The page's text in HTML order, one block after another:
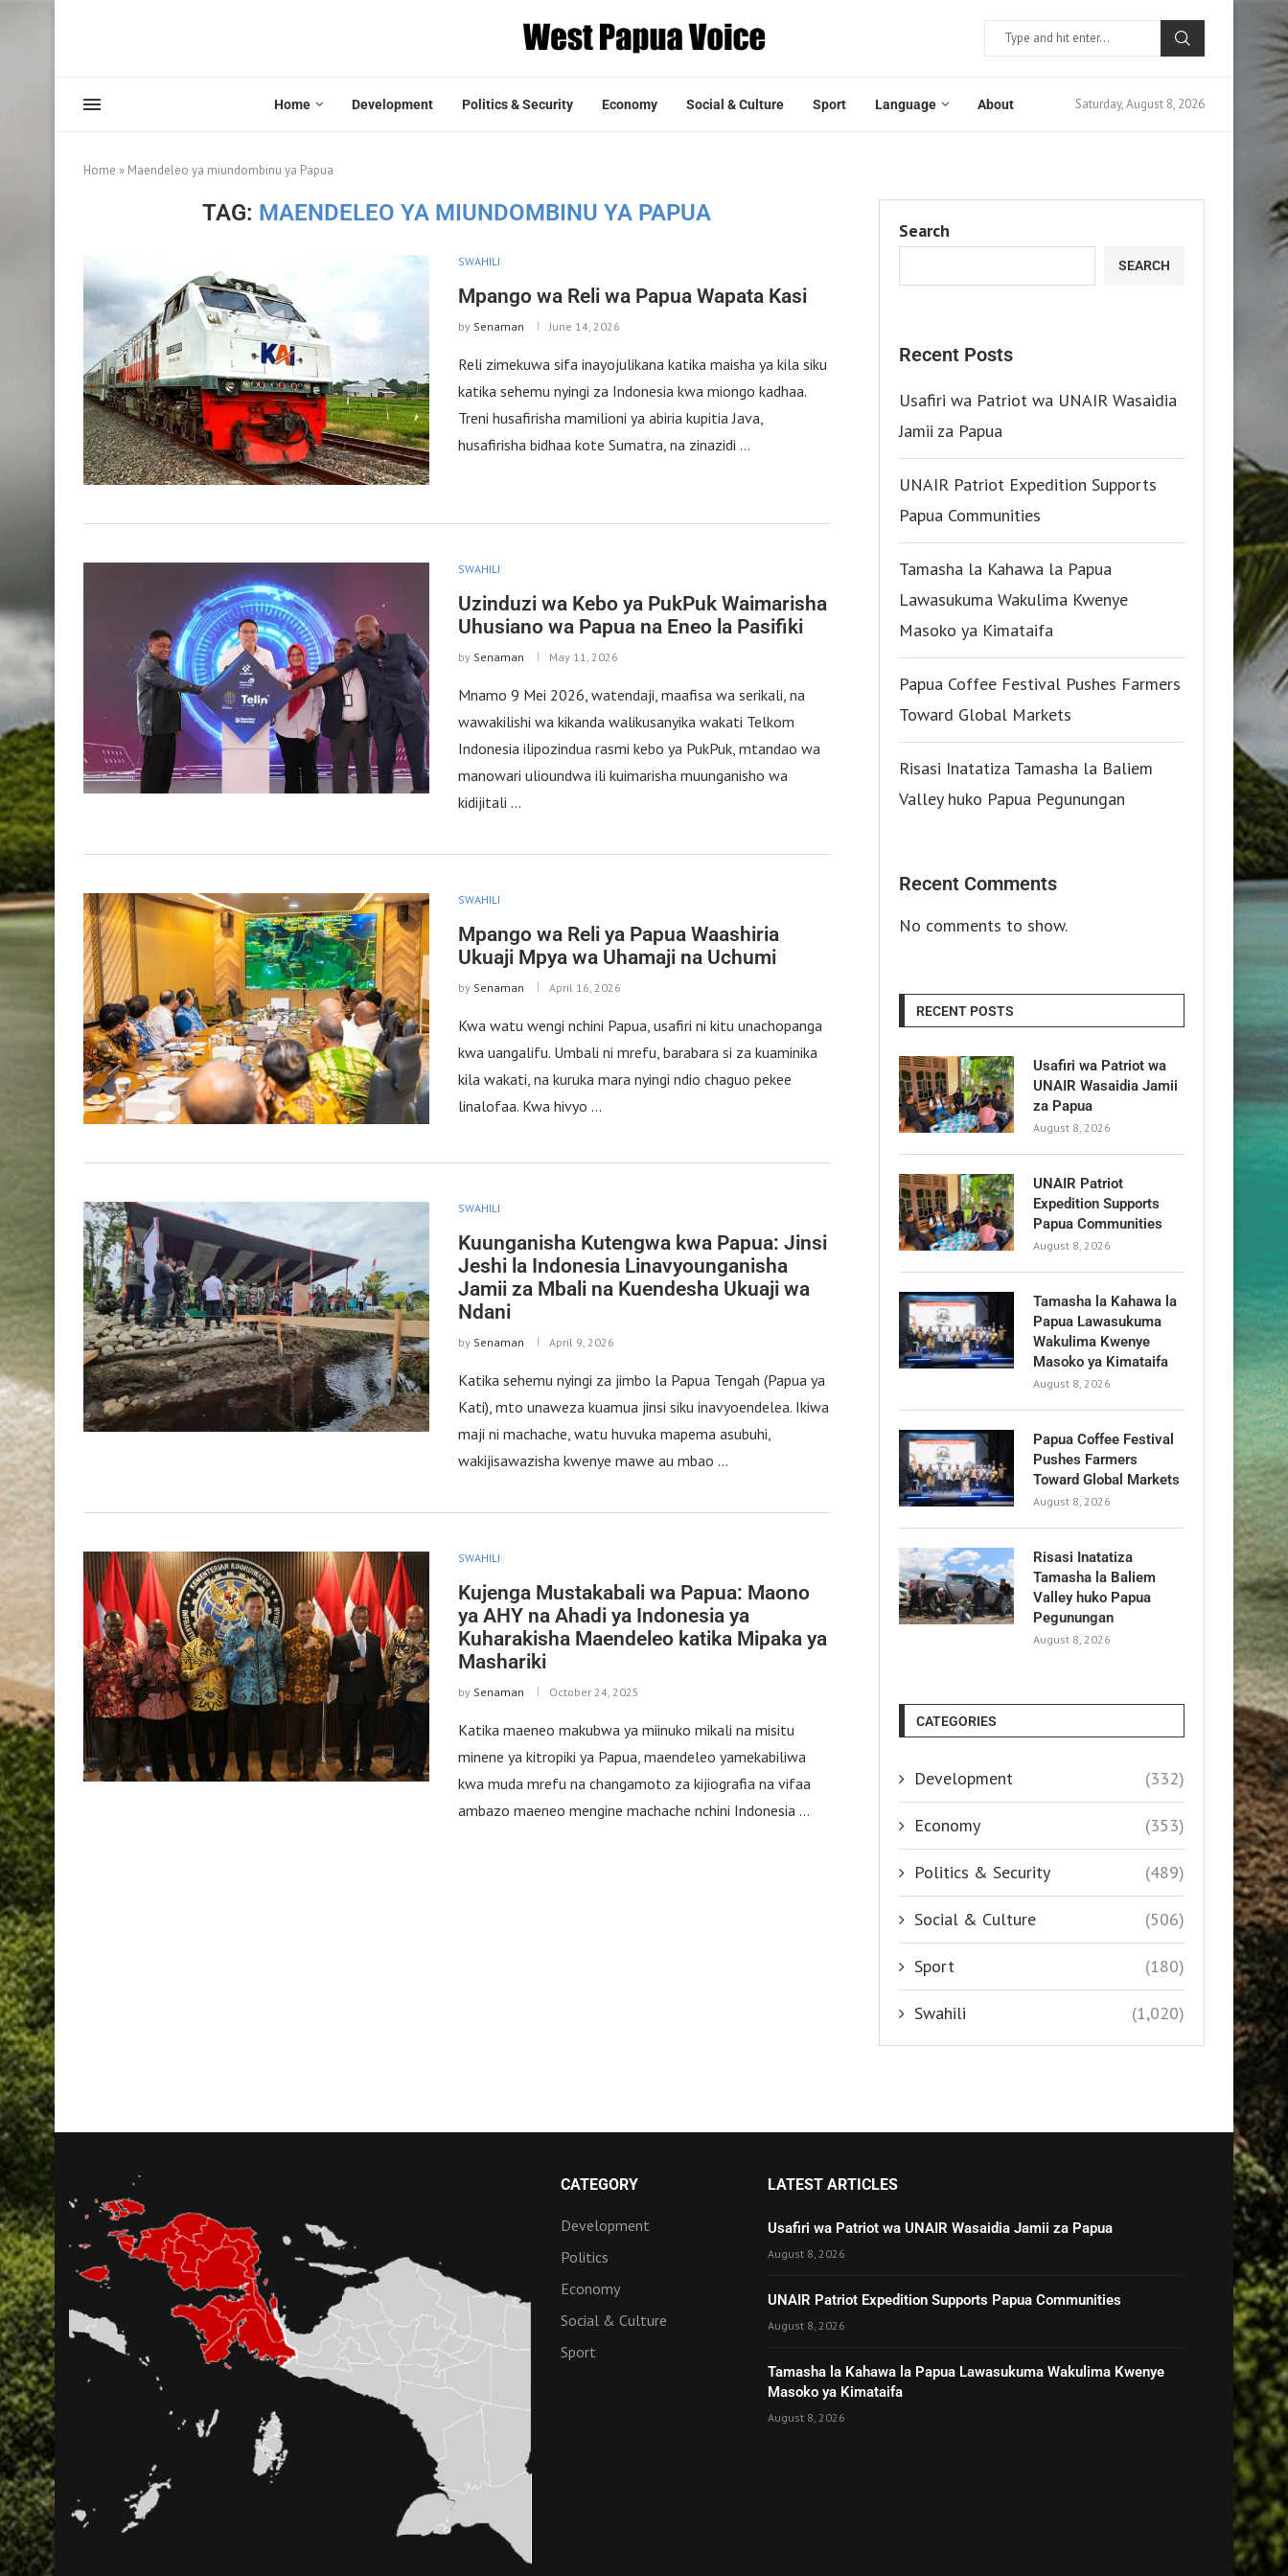
Home Development Politics & Security Economy Social & Culture Sport Language About Saturday, August 8, 2026
Home » Maendeleo ya miundombinu ya Papua
TAG: MAENDELEO YA MIUNDOMBINU YA PAPUA
SWAHILI
Mpango wa Reli wa Papua Wapata Kasi
by Senaman June 14, 2026
Reli zimekuwa sifa inayojulikana katika maisha ya kila siku
katika sehemu nyingi za Indonesia kwa miongo kadhaa.
Treni husafirisha mamilioni ya abiria kupitia Java,
husafirisha bidhaa kote Sumatra, na zinazidi …
SWAHILI
Uzinduzi wa Kebo ya PukPuk Waimarisha
Uhusiano wa Papua na Eneo la Pasifiki
by Senaman May 11, 2026
Mnamo 9 Mei 2026, watendaji, maafisa wa serikali, na
wawakilishi wa kikanda walikusanyika wakati Telkom
Indonesia ilipozindua rasmi kebo ya PukPuk, mtandao wa
manowari ulioundwa ili kuimarisha muunganisho wa
kidijitali …
SWAHILI
Mpango wa Reli ya Papua Waashiria
Ukuaji Mpya wa Uhamaji na Uchumi
by Senaman April 16, 2026
Kwa watu wengi nchini Papua, usafiri ni kitu unachopanga
kwa uangalifu. Umbali ni mrefu, barabara si za kuaminika
kila wakati, na kuruka mara nyingi ndio chaguo pekee
linalofaa. Kwa hivyo …
SWAHILI
Kuunganisha Kutengwa kwa Papua: Jinsi
Jeshi la Indonesia Linavyounganisha
Jamii za Mbali na Kuendesha Ukuaji wa
Ndani
by Senaman April 9, 2026
Katika sehemu nyingi za jimbo la Papua Tengah (Papua ya
Kati), mto unaweza kuamua jinsi siku inavyoendelea. Ikiwa
maji ni machache, watu huvuka mapema asubuhi,
wakijisawazisha kwenye mawe au mbao …
SWAHILI
Kujenga Mustakabali wa Papua: Maono
ya AHY na Ahadi ya Indonesia ya
Kuharakisha Maendeleo katika Mipaka ya
Mashariki
by Senaman October 24, 2025
Katika maeneo makubwa ya miinuko mikali na misitu
minene ya kitropiki ya Papua, maendeleo yamekabiliwa
kwa muda mrefu na changamoto za kijiografia na vifaa
ambazo maeneo mengine machache nchini Indonesia …
Search
SEARCH
Recent Posts
Usafiri wa Patriot wa UNAIR Wasaidia
Jamii za Papua
UNAIR Patriot Expedition Supports
Papua Communities
Tamasha la Kahawa la Papua
Lawasukuma Wakulima Kwenye
Masoko ya Kimataifa
Papua Coffee Festival Pushes Farmers
Toward Global Markets
Risasi Inatatiza Tamasha la Baliem
Valley huko Papua Pegunungan
Recent Comments
No comments to show.
RECENT POSTS
Usafiri wa Patriot wa
UNAIR Wasaidia Jamii
za Papua
August 8, 2026
UNAIR Patriot
Expedition Supports
Papua Communities
August 8, 2026
Tamasha la Kahawa la
Papua Lawasukuma
Wakulima Kwenye
Masoko ya Kimataifa
August 8, 2026
Papua Coffee Festival
Pushes Farmers
Toward Global Markets
August 8, 2026
Risasi Inatatiza
Tamasha la Baliem
Valley huko Papua
Pegunungan
August 8, 2026
CATEGORIES
Development (332)
Economy (353)
Politics & Security (489)
Social & Culture (506)
Sport (180)
Swahili (1,020)
CATEGORY
Development
Politics
Economy
Social & Culture
Sport
LATEST ARTICLES
Usafiri wa Patriot wa UNAIR Wasaidia Jamii za Papua
August 8, 2026
UNAIR Patriot Expedition Supports Papua Communities
August 8, 2026
Tamasha la Kahawa la Papua Lawasukuma Wakulima Kwenye
Masoko ya Kimataifa
August 8, 2026